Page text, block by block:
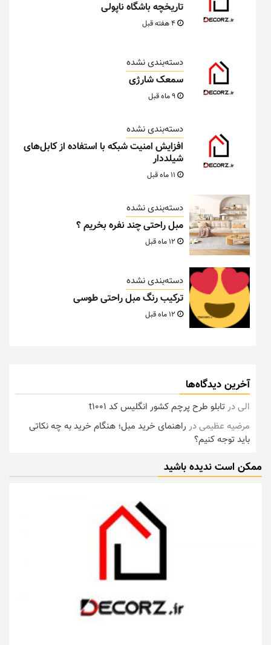
تاریخچه باشگاه ناپولی
دسته‌بندی نشده
سمعک شارژی
دسته‌بندی نشده
افزایش امنیت شبکه با استفاده از کابل‌های
شیلددار
دسته‌بندی نشده
مبل راحتی چند نفره بخریم ؟
دسته‌بندی نشده
ترکیب رنگ مبل راحتی طوسی
آخرین دیدگاه‌ها
الیدرتابلو طرح پرچم کشور انگلیس کد t1001
مرضیه عظیمیدر راهنمای خرید مبل؛ هنگام خرید به چه نکاتی
باید توجه کنیم؟
ممکن است ندیده باشید